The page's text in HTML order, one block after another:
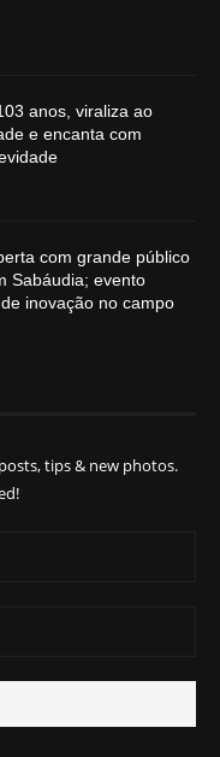
anos, viraliza ao
e encanta com
com grande público
Sabáudia; evento
inovação no campo
tips & new photos.